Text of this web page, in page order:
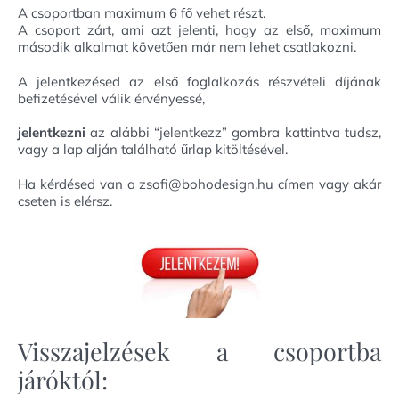
A csoportban maximum 6 fő vehet részt.
A csoport zárt, ami azt jelenti, hogy az első, maximum
második alkalmat követően már nem lehet csatlakozni.
A jelentkezésed az első foglalkozás részvételi díjának
befizetésével válik érvényessé,
jelentkezni az alábbi “jelentkezz” gombra kattintva tudsz,
vagy a lap alján található űrlap kitöltésével.
Ha kérdésed van a zsofi@bohodesign.hu címen vagy akár
cseten is elérsz.
Visszajelzések a csoportba
járóktól: